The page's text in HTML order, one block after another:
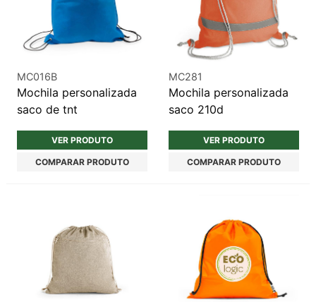
MC016B
Mochila personalizada
saco de tnt
VER PRODUTO
COMPARAR PRODUTO
MC281
Mochila personalizada
saco 210d
VER PRODUTO
COMPARAR PRODUTO